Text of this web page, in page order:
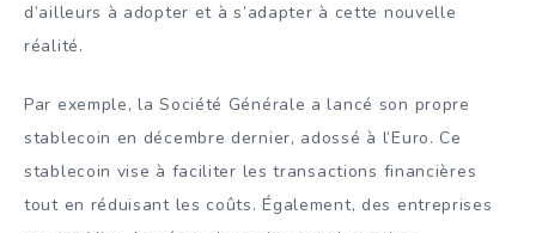
d’ailleurs à adopter et à s’adapter à cette nouvelle
réalité.
Par exemple, la Société Générale a lancé son propre
stablecoin en décembre dernier, adossé à l’Euro. Ce
stablecoin vise à faciliter les transactions financières
tout en réduisant les coûts. Également, des entreprises